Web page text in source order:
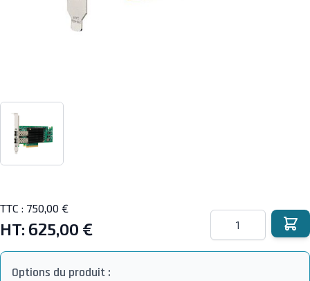
TTC : 750,00 €
HT: 625,00 €
Quantité
Options du produit :